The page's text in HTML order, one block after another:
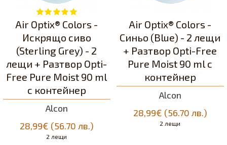
Alcon
Air Optix® Colors -
Искрящо сивo
(Sterling Grey) - 2
лещи + Разтвор Opti-
Free Pure Moist 90 ml
с контейнер
28,99€ (56.70 лв.)
2 лещи
Alcon
Air Optix® Colors -
Синьо (Blue) - 2 лещи
+ Разтвор Opti-Free
Pure Moist 90 ml с
контейнер
28,99€ (56.70 лв.)
2 лещи